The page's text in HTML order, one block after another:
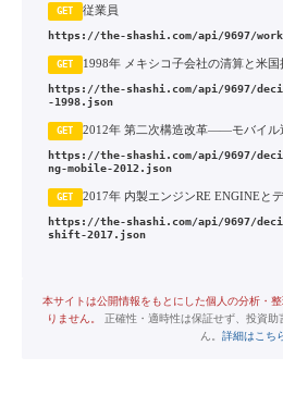
GET 従業員
https://the-shashi.com/api/9697/
GET
https://the-shashi.com/api/9697/
-1998.json
GET
https://the-shashi.com/api/9697/
ng-mobile-2012.json
GET
https://the-shashi.com/api/9697/
shift-2017.json
本サイトは公開情報をもとにした個人の分析・
りません。
正確性・適時性は保証せず、投資
ん。 詳細はこち